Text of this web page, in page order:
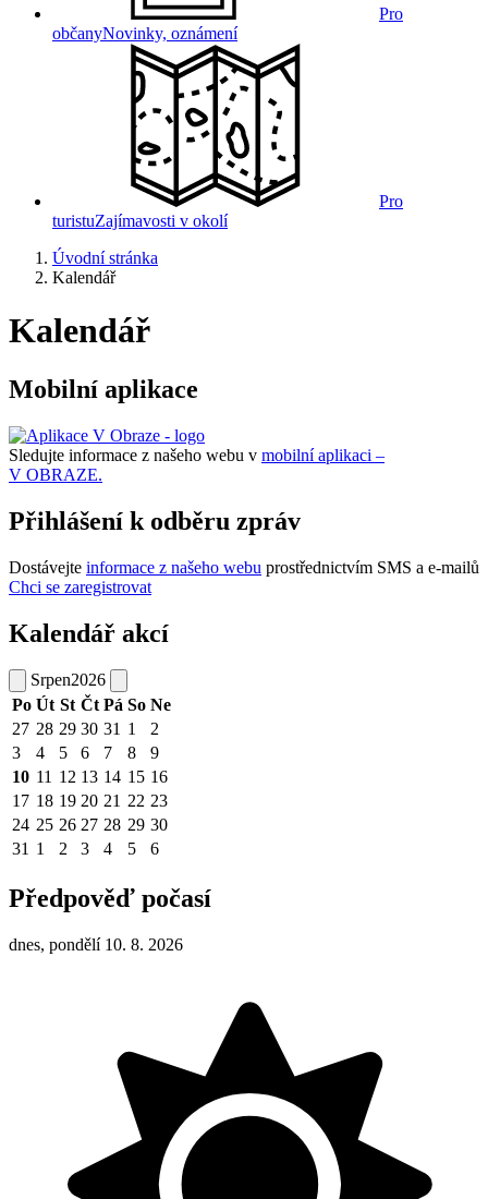
Pro
občanyNovinky, oznámení
Pro
turistuZajímavosti v okolí
Úvodní stránka
Kalendář
Kalendář
Mobilní aplikace
Sledujte informace z našeho webu v mobilní aplikaci –
V OBRAZE.
Přihlášení k odběru zpráv
Dostávejte informace z našeho webu prostřednictvím SMS a e-mailů
Chci se zaregistrovat
Kalendář akcí
Srpen2026
Po Út St Čt Pá So Ne
27 28 29 30 31 1
2
3
4 5 6 7 8
9
10 11 12 13 14 15 16
17 18 19 20 21 22 23
24 25 26 27 28 29 30
31 1 2 3 4 5 6
Předpověď počasí
dnes, pondělí 10. 8. 2026